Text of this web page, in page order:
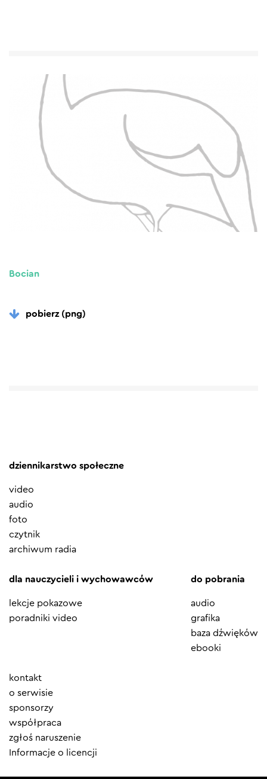
Bocian
pobierz (png)
dziennikarstwo społeczne
video
audio
foto
czytnik
archiwum radia
dla nauczycieli i wychowawców
lekcje pokazowe
poradniki video
do pobrania
audio
grafika
baza dźwięków
ebooki
Element
menu
kontakt
o serwisie
sponsorzy
współpraca
zgłoś naruszenie
Informacje o licencji